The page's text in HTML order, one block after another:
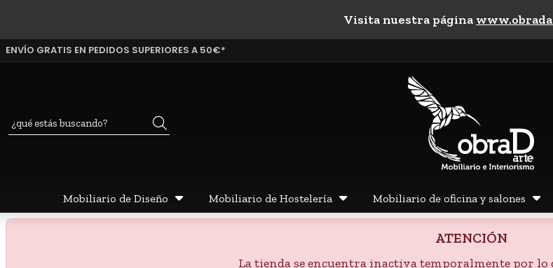
Visita nuestra página
ENVÍO GRATIS EN PEDIDOS SUPERIORES A 50€*
Mobiliario de Diseño Mobiliario de Hostelería Mobiliario de oficina y salones
ATENCIÓN
La tienda se encuentra inactiva temporalmente por lo